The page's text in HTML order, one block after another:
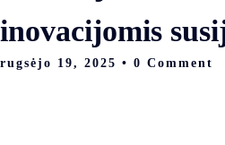
inovacijomis
rugsėjo 19, 2025 • 0 Comment